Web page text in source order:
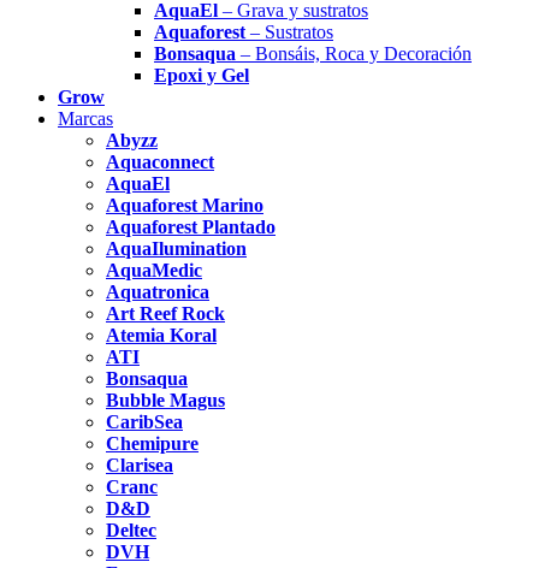
AquaEl – Grava y sustratos
Aquaforest – Sustratos
Bonsaqua – Bonsáis, Roca y Decoración
Epoxi y Gel
Grow
Marcas
Abyzz
Aquaconnect
AquaEl
Aquaforest Marino
Aquaforest Plantado
AquaIlumination
AquaMedic
Aquatronica
Art Reef Rock
Atemia Koral
ATI
Bonsaqua
Bubble Magus
CaribSea
Chemipure
Clarisea
Cranc
D&D
Deltec
DVH